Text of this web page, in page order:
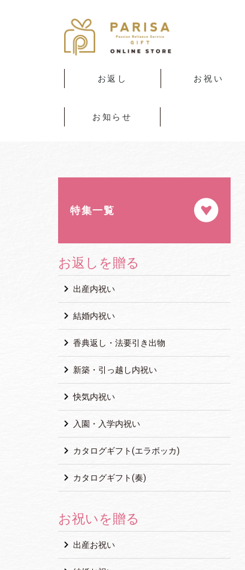
お返し
ボッカ)
お祝い
お知らせ
特集一覧
お返しを贈る
出産内祝い
結婚内祝い
香典返し・法要引き出物
新築・引っ越し内祝い
快気内祝い
入園・入学内祝い
カタログギフト(エラボッカ)
カタログギフト(奏)
お祝いを贈る
出産お祝い